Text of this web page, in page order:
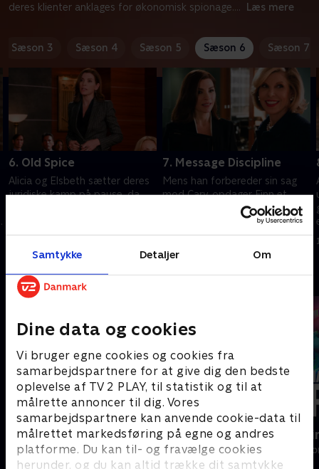
Samtykke Detaljer Om
Dine data og cookies
Vi bruger egne cookies og cookies fra
samarbejdspartnere for at give dig den bedste
oplevelse af TV 2 PLAY, til statistik og til at
målrette annoncer til dig. Vores
samarbejdspartnere kan anvende cookie-data til
målrettet markedsføring på egne og andres
platforme. Du kan til- og fravælge cookies
herunder, og du kan altid trække dit samtykke
deres klienter anklages for økonomisk spionage.... Læs mere
Sæson 3 Sæson 4 Sæson 5 Sæson 6 Sæson 7
6. Old Spice
Alicia og Elsbeth sætter deres
juridiske kamp på pause, da
en mulighed for at aktivere sit
7. Message Discipline
Mens han forbereder sin sag
mod Cary, opdager Finn et
potentielt altødelæggende
bevismateriale, der kan få
følger for Alicia og Peter.
Andre så også
Máxima - en royal romance
Drama • 1 sæsoner
Happy
Drama • 1